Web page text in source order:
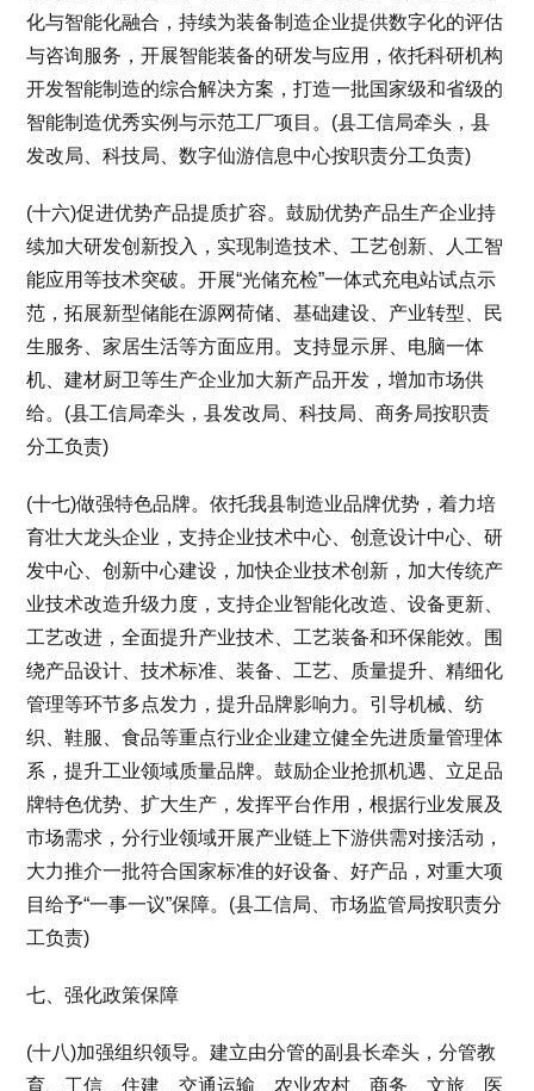
化与智能化融合，持续为装备制造企业提供数字化的评估
与咨询服务，开展智能装备的研发与应用，依托科研机构
开发智能制造的综合解决方案，打造一批国家级和省级的
智能制造优秀实例与示范工厂项目。(县工信局牵头，县
发改局、科技局、数字仙游信息中心按职责分工负责)
(十六)促进优势产品提质扩容。鼓励优势产品生产企业持
续加大研发创新投入，实现制造技术、工艺创新、人工智
能应用等技术突破。开展“光储充检”一体式充电站试点示
范，拓展新型储能在源网荷储、基础建设、产业转型、民
生服务、家居生活等方面应用。支持显示屏、电脑一体
机、建材厨卫等生产企业加大新产品开发，增加市场供
给。(县工信局牵头，县发改局、科技局、商务局按职责
分工负责)
(十七)做强特色品牌。依托我县制造业品牌优势，着力培
育壮大龙头企业，支持企业技术中心、创意设计中心、研
发中心、创新中心建设，加快企业技术创新，加大传统产
业技术改造升级力度，支持企业智能化改造、设备更新、
工艺改进，全面提升产业技术、工艺装备和环保能效。围
绕产品设计、技术标准、装备、工艺、质量提升、精细化
管理等环节多点发力，提升品牌影响力。引导机械、纺
织、鞋服、食品等重点行业企业建立健全先进质量管理体
系，提升工业领域质量品牌。鼓励企业抢抓机遇、立足品
牌特色优势、扩大生产，发挥平台作用，根据行业发展及
市场需求，分行业领域开展产业链上下游供需对接活动，
大力推介一批符合国家标准的好设备、好产品，对重大项
目给予“一事一议”保障。(县工信局、市场监管局按职责分
工负责)
七、强化政策保障
(十八)加强组织领导。建立由分管的副县长牵头，分管教
育、工信、住建、交通运输、农业农村、商务、文旅、医